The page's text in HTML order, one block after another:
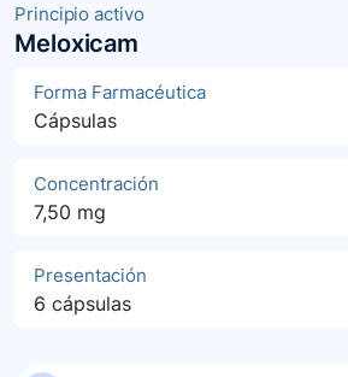
Principio activo
Meloxicam
Forma Farmacéutica
Cápsulas
Concentración
7,50 mg
Presentación
6 cápsulas